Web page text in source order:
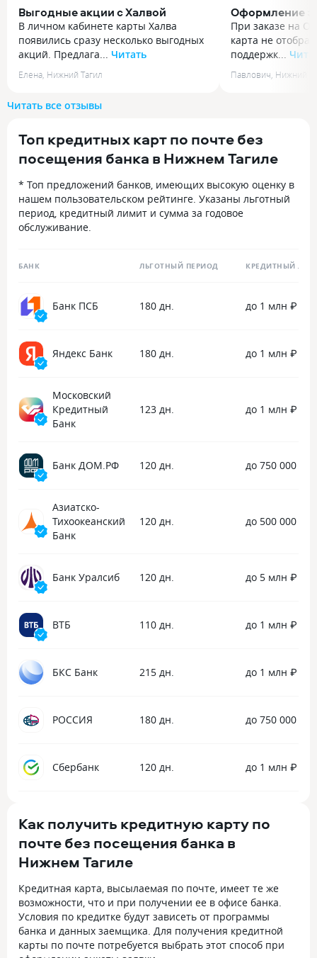
Выгодные акции с Халвой
В личном кабинете карты Халва
появились сразу несколько выгодных
акций. Предлага... Читать
появились сразу несколько выгодных
и получать кэшбэк 30%! За покупки
случае мороженое и фрукты. Так
как это две отдельные акции,
31.07.2026 Решила уточнить
у оператора, можно ли один и тот же
чек регистрировать в этих акциях,
если в нем будут товары из разных
акций. Отвечала оператор Сабина.
что оказывается один чек может
Значит нужно товары приобретать
разными чеками, чтобы получить
кэшбэк в обеих акциях. Спасибо, что
Елена Нижний Тагил
Оформление
При заказе на
карта не
поддержк...
карта не
карте,
ассистент
вопросы и дал
Для заказа
кредитная
поддержкой
Павлович Нижний
Читать все отзывы
Топ кредитных карт по почте без
посещения банка в Нижнем Тагиле
* Топ предложений банков, имеющих высокую оценку в
нашем пользовательском рейтинге. Указаны льготный
период, кредитный лимит и сумма за годовое
обслуживание.
БАНК ЛЬГОТНЫЙ ПЕРИОД КРЕДИТНЫЙ
Банк ПСБ 180 дн. до 1 млн ₽
Яндекс Банк 180 дн. до 1 млн ₽
Московский
Кредитный
Банк
123 дн. до 1 млн ₽
Банк ДОМ.РФ 120 дн. до 750 000 ₽
Азиатско-
Тихоокеанский
Банк
120 дн. до 500 000 ₽
Банк Уралсиб 120 дн. до 5 млн ₽
ВТБ 110 дн. до 1 млн ₽
БКС Банк 215 дн. до 1 млн ₽
РОССИЯ 180 дн. до 750 000 ₽
Сбербанк 120 дн. до 1 млн ₽
Как получить кредитную карту по
почте без посещения банка в
Нижнем Тагиле
Кредитная карта, высылаемая по почте, имеет те же
возможности, что и при получении ее в офисе банка.
Условия по кредитке будут зависеть от программы
банка и данных заемщика. Для получения кредитной
карты по почте потребуется выбрать этот способ при